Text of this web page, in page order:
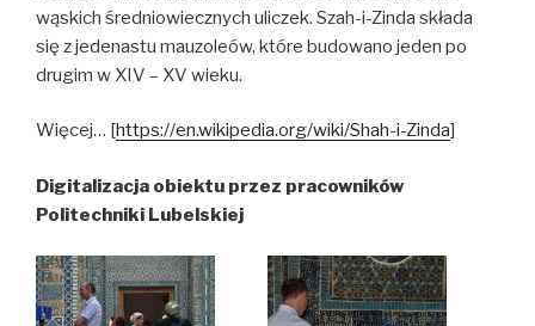
wąskich średniowiecznych uliczek. Szah-i-Zinda składa
się z jedenastu mauzoleów, które budowano jeden po
drugim w XIV – XV wieku.
Więcej… [https://en.wikipedia.org/wiki/Shah-i-Zinda]
Digitalizacja obiektu przez pracowników
Politechniki Lubelskiej